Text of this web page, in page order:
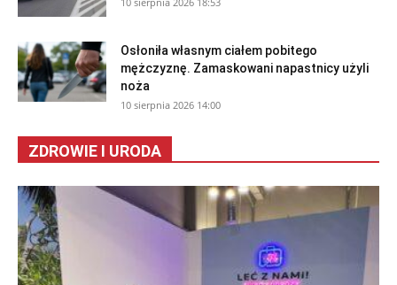
Osłoniła własnym ciałem pobitego
mężczyznę. Zamaskowani napastnicy użyli
noża
10 sierpnia 2026 14:00
ZDROWIE I URODA